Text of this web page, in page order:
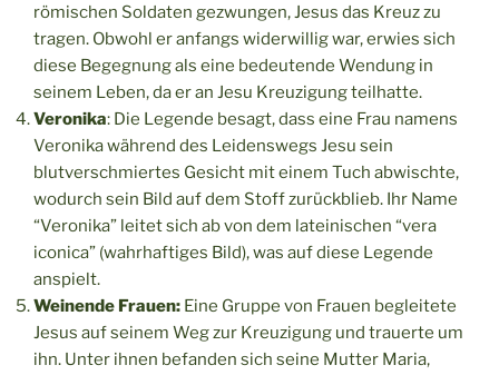
römischen Soldaten gezwungen, Jesus das Kreuz zu
tragen. Obwohl er anfangs widerwillig war, erwies sich
diese Begegnung als eine bedeutende Wendung in
seinem Leben, da er an Jesu Kreuzigung teilhatte.
Veronika: Die Legende besagt, dass eine Frau namens
Veronika während des Leidenswegs Jesu sein
blutverschmiertes Gesicht mit einem Tuch abwischte,
wodurch sein Bild auf dem Stoff zurückblieb. Ihr Name
“Veronika” leitet sich ab von dem lateinischen “vera
iconica” (wahrhaftiges Bild), was auf diese Legende
anspielt.
Weinende Frauen: Eine Gruppe von Frauen begleitete
Jesus auf seinem Weg zur Kreuzigung und trauerte um
ihn. Unter ihnen befanden sich seine Mutter Maria,